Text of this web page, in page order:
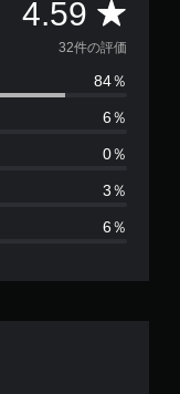
4.59 評
価
数
は
2
32件の評価
84％
6％
0％
3％
6％